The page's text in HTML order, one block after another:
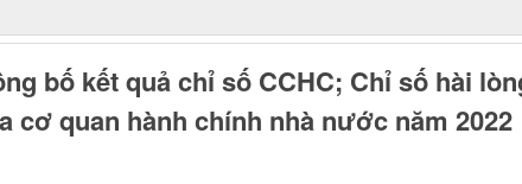
bố kết quả chỉ số CCHC; Chỉ số hài
cơ quan hành chính nhà nước năm 2022